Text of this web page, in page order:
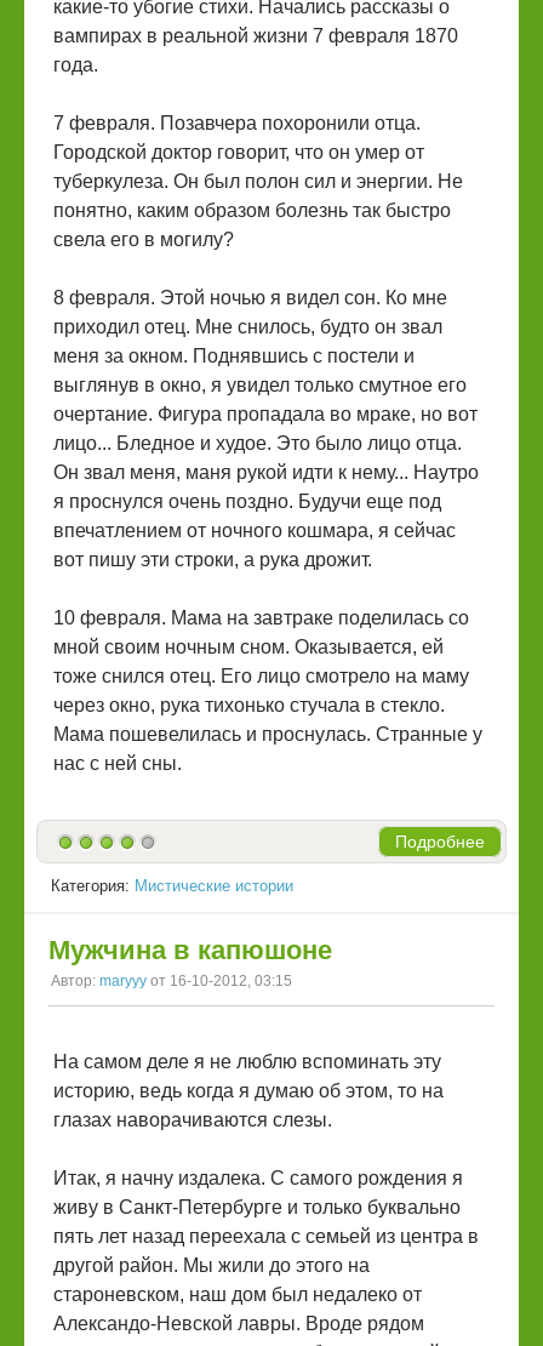
какие-то убогие стихи. Начались рассказы о
вампирах в реальной жизни 7 февраля 1870
года.
7 февраля. Позавчера похоронили отца.
Городской доктор говорит, что он умер от
туберкулеза. Он был полон сил и энергии. Не
понятно, каким образом болезнь так быстро
свела его в могилу?
8 февраля. Этой ночью я видел сон. Ко мне
приходил отец. Мне снилось, будто он звал
меня за окном. Поднявшись с постели и
выглянув в окно, я увидел только смутное его
очертание. Фигура пропадала во мраке, но вот
лицо... Бледное и худое. Это было лицо отца.
Он звал меня, маня рукой идти к нему... Наутро
я проснулся очень поздно. Будучи еще под
впечатлением от ночного кошмара, я сейчас
вот пишу эти строки, а рука дрожит.
10 февраля. Мама на завтраке поделилась со
мной своим ночным сном. Оказывается, ей
тоже снился отец. Его лицо смотрело на маму
через окно, рука тихонько стучала в стекло.
Мама пошевелилась и проснулась. Странные у
нас с ней сны.
Подробнее
Категория: Мистические истории
Мужчина в капюшоне
Автор: maryyy от 16-10-2012, 03:15
На самом деле я не люблю вспоминать эту
историю, ведь когда я думаю об этом, то на
глазах наворачиваются слезы.
Итак, я начну издалека. С самого рождения я
живу в Санкт-Петербурге и только буквально
пять лет назад переехала с семьей из центра в
другой район. Мы жили до этого на
староневском, наш дом был недалеко от
Александо-Невской лавры. Вроде рядом